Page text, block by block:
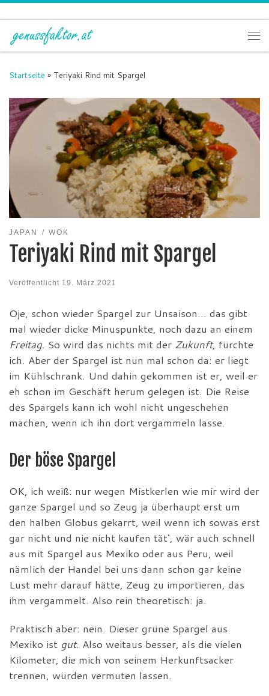
Zum Inhalt springen
Startseite » Teriyaki Rind mit Spargel
JAPAN WOK
Teriyaki Rind mit Spargel
Veröffentlicht 19. März 2021
Oje, schon wieder Spargel zur Unsaison… das gibt
mal wieder dicke Minuspunkte, noch dazu an einem
Freitag. So wird das nichts mit der Zukunft, fürchte
ich. Aber der Spargel ist nun mal schon da: er liegt
im Kühlschrank. Und dahin gekommen ist er, weil er
eh schon im Geschäft herum gelegen ist. Die Reise
des Spargels kann ich wohl nicht ungeschehen
machen, wenn ich ihn dort vergammeln lasse.
Der böse Spargel
OK, ich weiß: nur wegen Mistkerlen wie mir wird der
ganze Spargel und so Zeug ja überhaupt erst um
den halben Globus gekarrt, weil wenn ich sowas erst
gar nicht und nie nicht kaufen tät‘, wär auch schnell
aus mit Spargel aus Mexiko oder aus Peru, weil
nämlich der Handel bei uns dann schon gar keine
Lust mehr darauf hätte, Zeug zu importieren, das
ihm vergammelt. Also rein theoretisch: ja.
Praktisch aber: nein. Dieser grüne Spargel aus
Mexiko ist gut. Also weitaus besser, als die vielen
Kilometer, die mich von seinem Herkunftsacker
trennen, würden vermuten lassen.